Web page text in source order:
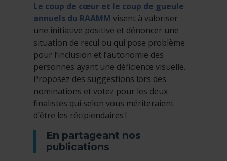
Le coup de cœur et le coup de gueule
annuels du RAAMM visent à valoriser
une initiative positive et dénoncer une
situation de recul ou qui pose problème
pour l’inclusion et l’autonomie des
personnes ayant une déficience visuelle.
Proposez des suggestions lors des
nominations et votez pour les deux
finalistes qui selon vous mériteraient
d’être les récipiendaires !
En partageant nos
publications